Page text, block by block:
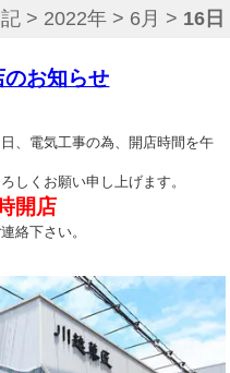
> 2022年 > 6月 > 16日
のお知らせ
、電気工事の為、開店時間を午
しくお願い申し上げます。
開店
絡下さい。